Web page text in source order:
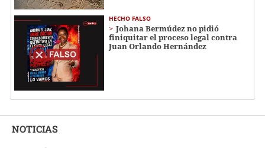
HECHO FALSO
Johana Bermúdez no pidió
finiquitar el proceso legal contra
Juan Orlando Hernández
NOTICIAS